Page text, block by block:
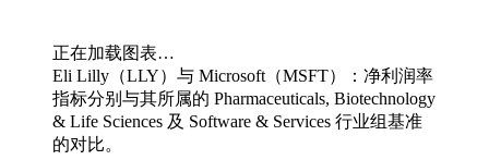
正在加载图表…
Eli Lilly（LLY）与 Microsoft（MSFT）：净利润率
指标分别与其所属的 Pharmaceuticals, Biotechnology
& Life Sciences 及 Software & Services 行业组基准
的对比。